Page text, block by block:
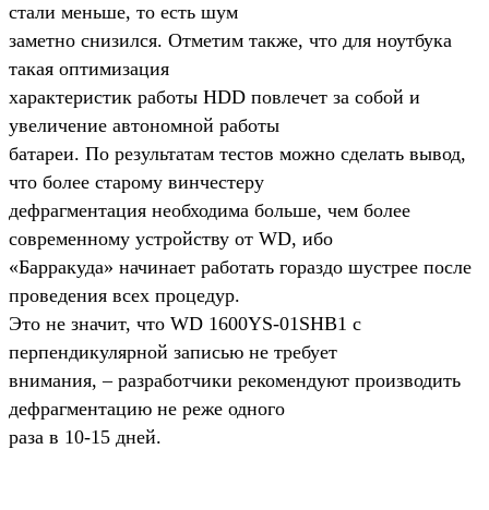
стали меньше, то есть шум
заметно снизился. Отметим также, что для ноутбука
такая оптимизация
характеристик работы HDD повлечет за собой и
увеличение автономной работы
батареи. По результатам тестов можно сделать вывод,
что более старому винчестеру
дефрагментация необходима больше, чем более
современному устройству от WD, ибо
«Барракуда» начинает работать гораздо шустрее после
проведения всех процедур.
Это не значит, что WD 1600YS-01SHB1 с
перпендикулярной записью не требует
внимания, – разработчики рекомендуют производить
дефрагментацию не реже одного
раза в 10-15 дней.